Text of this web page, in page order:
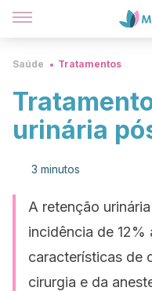
Saúde Tratamentos
urinária
3 minutos
A retenção
incidência de
características de
cirurgia e da